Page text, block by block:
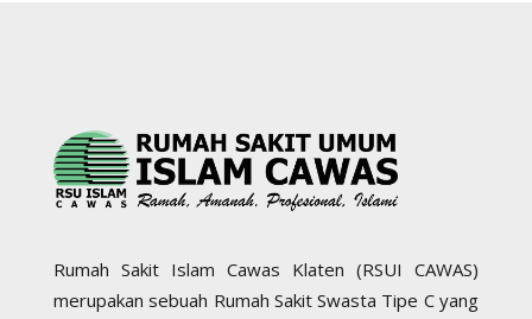
Rumah Sakit Islam Cawas Klaten (RSUI CAWAS)
merupakan sebuah Rumah Sakit Swasta Tipe C yang